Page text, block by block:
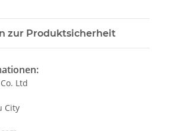
zur Produktsicherheit
Ltd
City